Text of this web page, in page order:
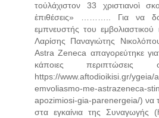
τοὐλάχιστον 33 χριστιανοὶ
ἐπιθέσεις» ……….. Για να
εμπνευστής του
Λαρίσης Παναγιώτης
Astra Zeneca απαγορεύτηκε
κάποιες
https://www.aftodioikisi.gr/ygeia/
emvoliasmo-me-astrazeneca-
apozimiosi-gia-parenergeia/) να
στα εγκαίνια της Συναγωγής